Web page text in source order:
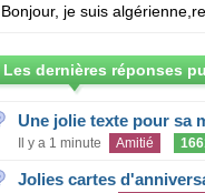
Les dernières réponses
Une jolie texte pour sa
Il y a 1 minute Amitié
Jolies cartes